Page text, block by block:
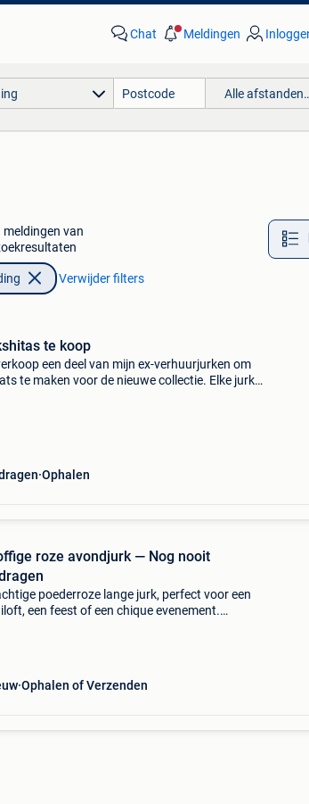
Chat Meldingen
Alle
van
Verwijder filters
te koop
een deel van mijn ex-verhuurjurken om
te maken voor de nieuwe collectie. Elke jurk
Ophalen
roze avondjurk — Nog nooit
poederroze lange jurk, perfect voor een
een feest of een chique evenement.
Ophalen of Verzenden